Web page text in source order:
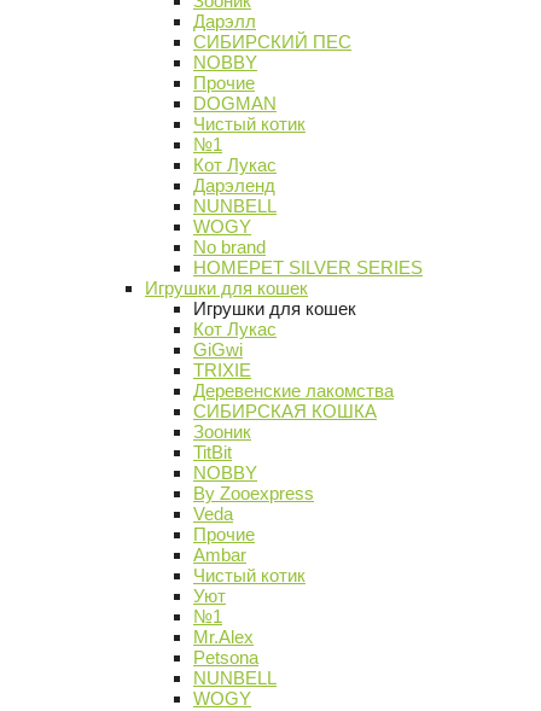
Дарэлл
СИБИРСКИЙ ПЕС
NOBBY
Прочие
DOGMAN
Чистый котик
№1
Кот Лукас
Дарэленд
NUNBELL
WOGY
No brand
HOMEPET SILVER SERIES
Игрушки для кошек
Игрушки для кошек
Кот Лукас
GiGwi
TRIXIE
Деревенские лакомства
СИБИРСКАЯ КОШКА
Зооник
TitBit
NOBBY
By Zooexpress
Veda
Прочие
Ambar
Чистый котик
Уют
№1
Mr.Alex
Petsona
NUNBELL
WOGY